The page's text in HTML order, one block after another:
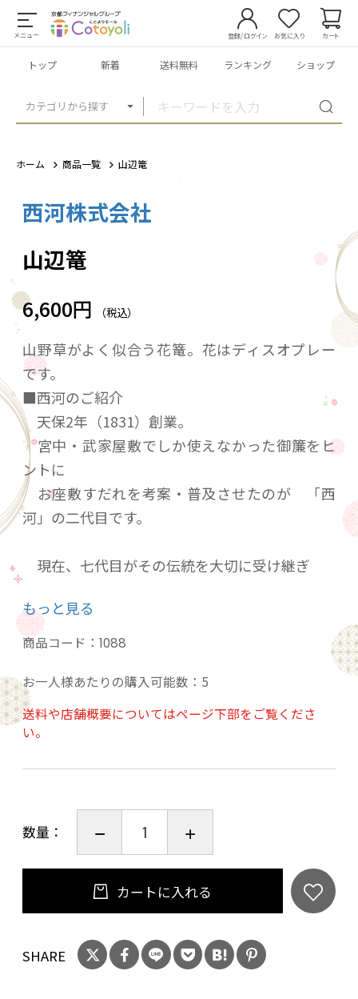
メニュー
カテゴリから探す
登録/ログイン お気に入り カート
トップ 新着 送料無料 ランキング ショップ
ホーム 商品一覧 山辺篭
西河株式会社
山辺篭
6,600円 （税込）
山野草がよく似合う花篭。花はディスオプレー
です。
■西河のご紹介
天保2年（1831）創業。
宮中・武家屋敷でしか使えなかった御簾をヒ
ントに
お座敷すだれを考案・普及させたのが 「西
河」の二代目です。
現在、七代目がその伝統を大切に受け継ぎ
茶道・華道の文化を取り入れた「京の竹工
芸」に
■素材へのこだわり
素材は国産でそのほとんどが京都産です。
育てる好条件となっており
古くから京都では竹の加工や作品作りが
伝統とともに紡がれてきた歴史があります。
■素材
もっと見る
商品コード： 1088
お一人様あたりの購入可能数：5
送料や店舗概要についてはページ下部をご覧くださ
い。
数量：
カートに入れる
SHARE